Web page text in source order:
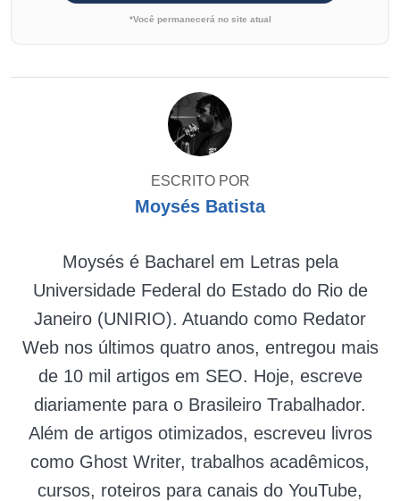
*Você permanecerá no site atual
ESCRITO POR
Moysés Batista
Moysés é Bacharel em Letras pela
Universidade Federal do Estado do Rio de
Janeiro (UNIRIO). Atuando como Redator
Web nos últimos quatro anos, entregou mais
de 10 mil artigos em SEO. Hoje, escreve
diariamente para o Brasileiro Trabalhador.
Além de artigos otimizados, escreveu livros
como Ghost Writer, trabalhos acadêmicos,
cursos, roteiros para canais do YouTube,